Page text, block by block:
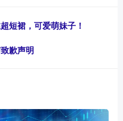
短裙，可爱萌妹子！
歉声明